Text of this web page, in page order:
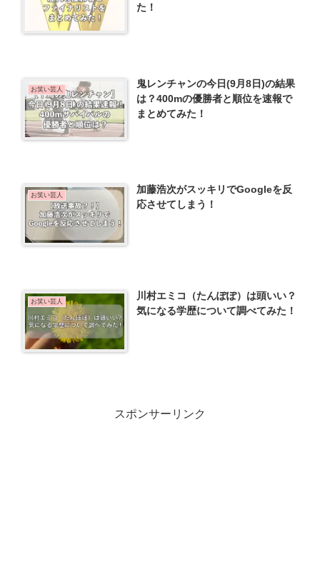
た！
お笑い芸人
鬼レンチャンの今日(9月8日)の結果
は？400mの優勝者と順位を速報で
まとめてみた！
お笑い芸人
加藤浩次がスッキリでGoogleを反
応させてしまう！
お笑い芸人
川村エミコ（たんぽぽ）は頭いい？
気になる学歴について調べてみた！
スポンサーリンク